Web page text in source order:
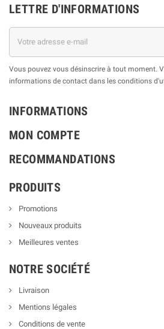
LETTRE D'INFORMATIONS
Vous pouvez vous désinscrire à tout moment.
informations de contact dans les conditions
INFORMATIONS
MON COMPTE
RECOMMANDATIONS
PRODUITS
Promotions
Nouveaux produits
Meilleures ventes
NOTRE SOCIÉTÉ
Livraison
Mentions légales
Conditions de vente